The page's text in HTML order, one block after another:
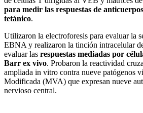
para medir las respuestas de
tetánico.
Utilizaron la electroforesis para evaluar la
EBNA y realizaron la tinción intracelular
evaluar las respuestas mediadas por
Barr ex vivo. Probaron la reactividad
ampliada in vitro contra nueve patógenos
Modificada (MVA) que expresan nueve
nervioso central.